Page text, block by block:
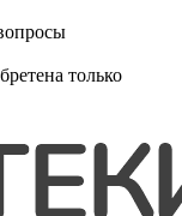
только